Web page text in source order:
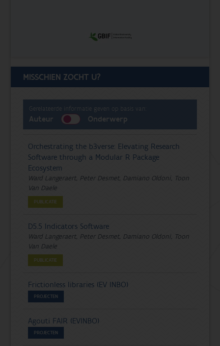
MISSCHIEN ZOCHT U?
Gerelateerde informatie geven op basis van:
Auteur Onderwerp
Orchestrating the b3verse: Elevating Research
Software through a Modular R Package
Ecosystem
Ward Langeraert, Peter Desmet, Damiano Oldoni, Toon
Van Daele
PUBLICATIE
D5.5 Indicators Software
Ward Langeraert, Peter Desmet, Damiano Oldoni, Toon
Van Daele
PUBLICATIE
Frictionless libraries (EV INBO)
PROJECTEN
Agouti FAIR (EVINBO)
PROJECTEN